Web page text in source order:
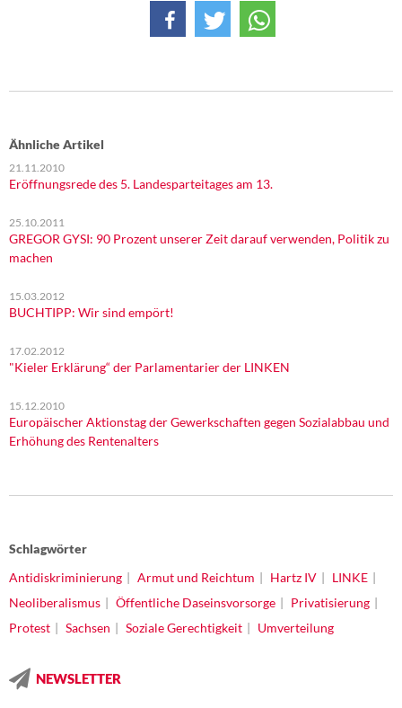
Ähnliche Artikel
21.11.2010
Eröffnungsrede des 5. Landesparteitages am 13.
25.10.2011
GREGOR GYSI: 90 Prozent unserer Zeit darauf verwenden, Politik zu
machen
15.03.2012
BUCHTIPP: Wir sind empört!
17.02.2012
"Kieler Erklärung“ der Parlamentarier der LINKEN
15.12.2010
Europäischer Aktionstag der Gewerkschaften gegen Sozialabbau und
Erhöhung des Rentenalters
Schlagwörter
Antidiskriminierung
Armut und Reichtum Hartz IV
LINKE
Neoliberalismus
Öffentliche Daseinsvorsorge
Privatisierung
Protest
Sachsen Soziale Gerechtigkeit Umverteilung
NEWSLETTER